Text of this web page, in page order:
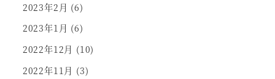
2023年2月 (6)
2023年1月 (6)
2022年12月 (10)
2022年11月 (3)